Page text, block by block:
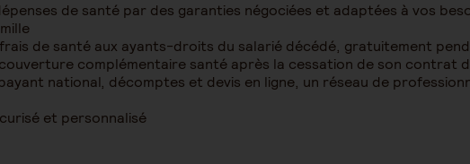
de santé par des garanties négociées et adaptées à vos
de santé aux ayants-droits du salarié décédé, gratuitement
complémentaire santé après la cessation de son contrat
national, décomptes et devis en ligne, un réseau de
et personnalisé